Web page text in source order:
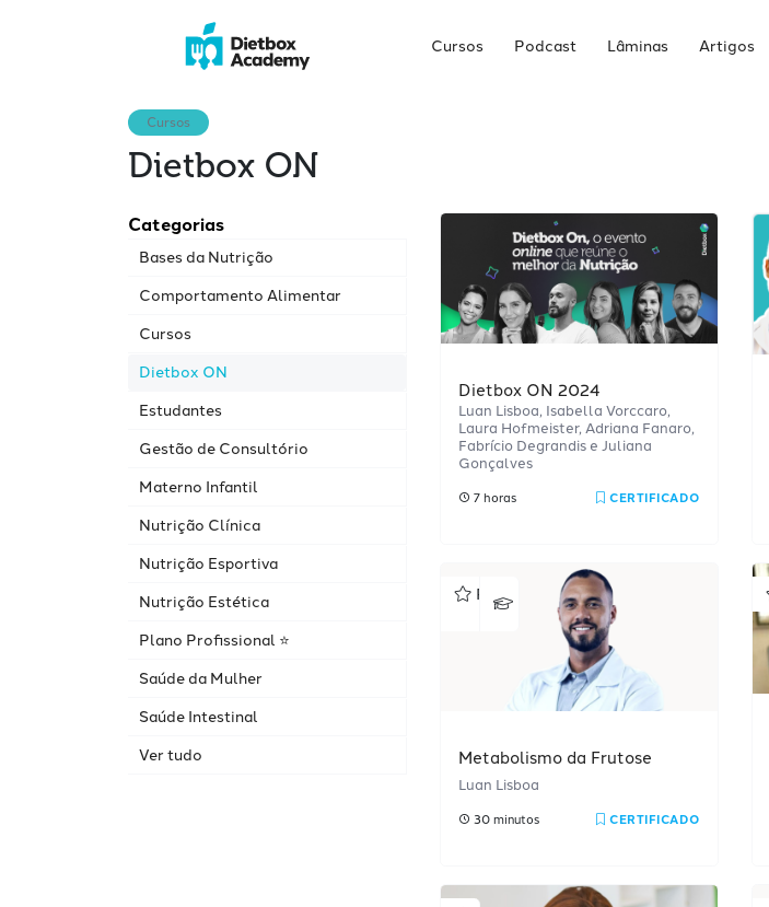
Cursos Podcast Lâminas Artigos
Cursos
Dietbox ON
Categorias
Bases da Nutrição
Comportamento Alimentar
Cursos
Dietbox ON
Estudantes
Gestão de Consultório
Materno Infantil
Nutrição Clínica
Nutrição Esportiva
Nutrição Estética
Plano Profissional ⭐️
Saúde da Mulher
Saúde Intestinal
Ver tudo
Dietbox ON 2024
Luan Lisboa, Isabella Vorccaro,
Laura Hofmeister, Adriana Fanaro,
Fabrício Degrandis e Juliana
Gonçalves
7 horas CERTIFICADO
Profissional
Estudante
Premium
Metabolismo da Frutose
Luan Lisboa
30 minutos CERTIFICADO